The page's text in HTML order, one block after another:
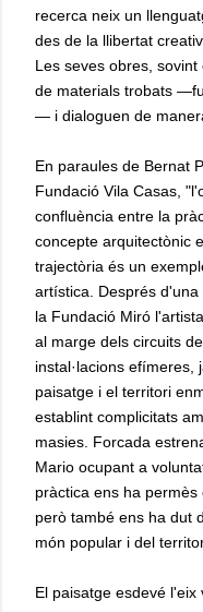
recerca neix un
des de la llibertat
Les seves obres,
de materials trobats
— i dialoguen de
En paraules de Bernat
Fundació Vila Casas,
confluència entre la
concepte arquitectònic
trajectòria és un
artística. Després
la Fundació Miró
al marge dels circuits
instal·lacions efímeres,
paisatge i el territori
establint complicitats
masies. Forcada
Mario ocupant a
pràctica ens ha
però també ens ha dut
món popular i del
El paisatge esdevé